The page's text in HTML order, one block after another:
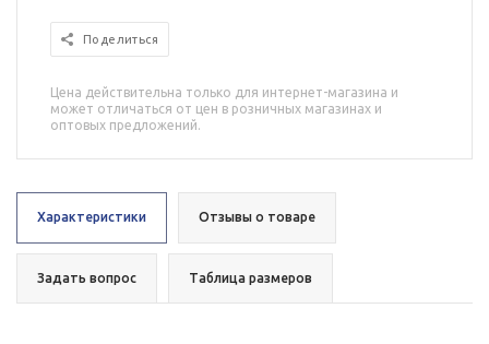
Поделиться
Цена действительна только для интернет-магазина и
может отличаться от цен в розничных магазинах и
оптовых предложений.
Характеристики Отзывы о товаре
Задать вопрос Таблица размеров